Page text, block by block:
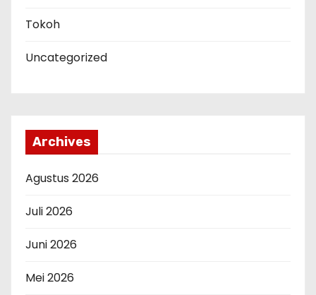
Tokoh
Uncategorized
Archives
Agustus 2026
Juli 2026
Juni 2026
Mei 2026